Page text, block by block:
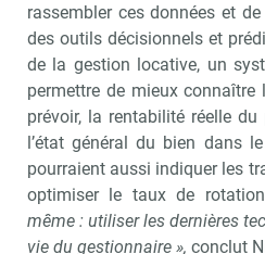
rassembler ces données et
des outils décisionnels et
de la gestion locative, un
permettre de mieux
prévoir, la rentabilité réelle du
l’état général du bien dans
pourraient aussi indiquer les
optimiser le taux de
même : utiliser les dernières
vie du gestionnaire », conclut